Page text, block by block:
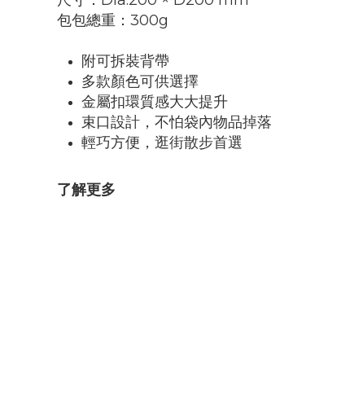
包包總重：300g
附可拆裝背帶
多款顏色可供選擇
金屬扣環質感大大提升
束口設計，不怕袋內物品掉落
輕巧方便，逛街散步首選
了解更多